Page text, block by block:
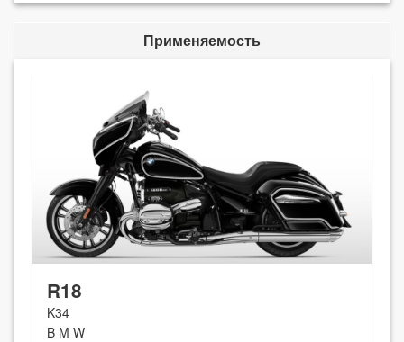
Применяемость
R18
K34
B M W